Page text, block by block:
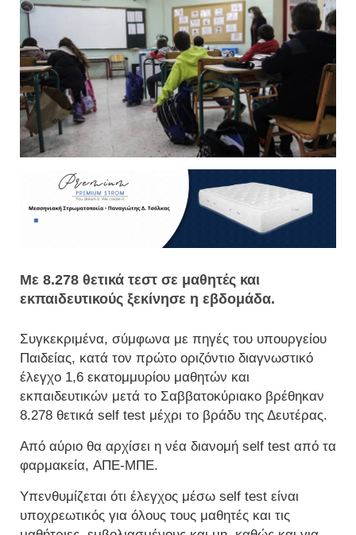
Με 8.278 θετικά τεστ σε μαθητές και
εκπαιδευτικούς ξεκίνησε η εβδομάδα.
Συγκεκριμένα, σύμφωνα με πηγές του υπουργείου
Παιδείας, κατά τον πρώτο οριζόντιο διαγνωστικό
έλεγχο 1,6 εκατομμυρίου μαθητών και
εκπαιδευτικών μετά το Σαββατοκύριακο βρέθηκαν
8.278 θετικά self test μέχρι το βράδυ της Δευτέρας.
Από αύριο θα αρχίσει η νέα διανομή self test από τα
φαρμακεία, ΑΠΕ-ΜΠΕ.
Υπενθυμίζεται ότι έλεγχος μέσω self test είναι
υποχρεωτικός για όλους τους μαθητές και τις